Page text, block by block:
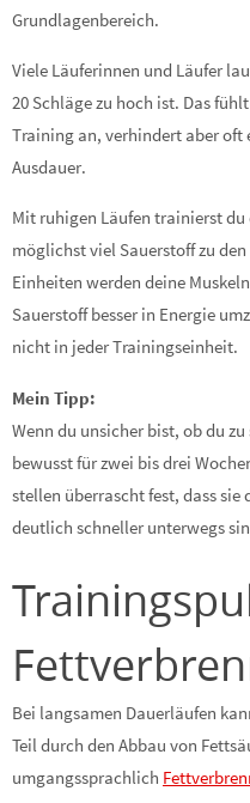
Grundlagenbereich.
Viele Läuferinnen und Läufer
20 Schläge zu hoch ist. Das
Training an, verhindert aber
Ausdauer.
Mit ruhigen Läufen trainierst
möglichst viel Sauerstoff zu
Einheiten werden deine
Sauerstoff besser in Energie
nicht in jeder Trainingseinheit.
Mein Tipp:
Wenn du unsicher bist, ob du
bewusst für zwei bis drei
stellen überrascht fest, dass
deutlich schneller unterwegs
Bei langsamen Dauerläufen
Teil durch den Abbau von
umgangssprachlich